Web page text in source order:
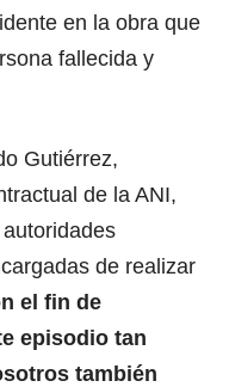
en la obra que
fallecida y
Gutiérrez,
de la ANI,
de realizar
el fin de
episodio tan
también